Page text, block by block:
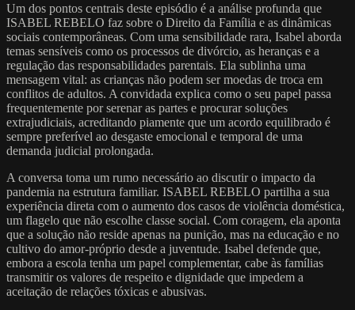
Um dos pontos centrais deste episódio é a análise profunda que
ISABEL REBELO faz sobre o Direito da Família e as dinâmicas
sociais contemporâneas. Com uma sensibilidade rara, Isabel aborda
temas sensíveis como os processos de divórcio, as heranças e a
regulação das responsabilidades parentais. Ela sublinha uma
mensagem vital: as crianças não podem ser moedas de troca em
conflitos de adultos. A convidada explica como o seu papel passa
frequentemente por serenar as partes e procurar soluções
extrajudiciais, acreditando piamente que um acordo equilibrado é
sempre preferível ao desgaste emocional e temporal de uma
demanda judicial prolongada.
A conversa toma um rumo necessário ao discutir o impacto da
pandemia na estrutura familiar. ISABEL REBELO partilha a sua
experiência direta com o aumento dos casos de violência doméstica,
um flagelo que não escolhe classe social. Com coragem, ela aponta
que a solução não reside apenas na punição, mas na educação e no
cultivo do amor-próprio desde a juventude. Isabel defende que,
embora a escola tenha um papel complementar, cabe às famílias
transmitir os valores de respeito e dignidade que impedem a
aceitação de relações tóxicas e abusivas.